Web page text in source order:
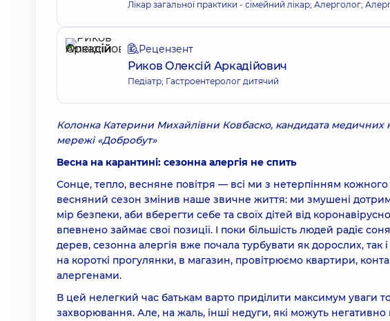
Лікар загальної практики - сімейний лікар; Алерголог;
Рецензент
Риков Олексій Аркадійович
Педіатр; Гастроентеролог дитячий
Колонка Катерини Михайлівни Ковбаско, кандидата медичних
мережі «Добробут»
Весна на карантині: сезонна алергія не спить
Сонце, тепло, весняне повітря — всі ми з нетерпінням
весняний сезон змінив наше звичне життя: ми змушені
мір безпеки, аби вберегти себе та своїх дітей від
впевнено займає свої позиції. І поки більшість людей радіє
дерев, сезонна алергія вже почала турбувати як дорослих, так
на короткі прогулянки, в магазин, провітрюємо квартири,
алергенами.
В цей нелегкий час батькам варто приділити максимум уваги
захворювання. Але, на жаль, інші недуги, які можуть